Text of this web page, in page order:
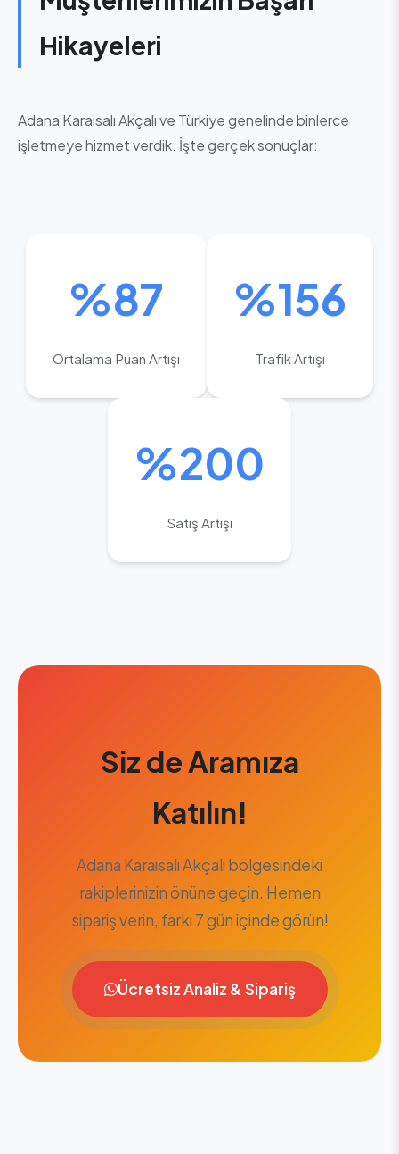
Hikayeleri
Adana Karaisalı Akçalı ve Türkiye genelinde binlerce
işletmeye hizmet verdik. İşte gerçek sonuçlar:
%87
Ortalama Puan Artışı
%156
Trafik Artışı
%200
Satış Artışı
Siz de Aramıza
Katılın!
Adana Karaisalı Akçalı bölgesindeki
rakiplerinizin önüne geçin. Hemen
sipariş verin, farkı 7 gün içinde görün!
Ücretsiz Analiz & Sipariş